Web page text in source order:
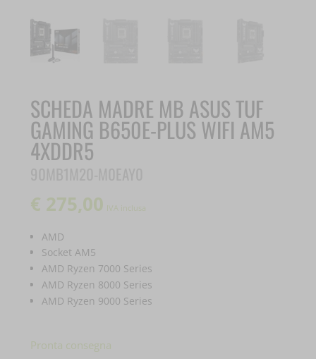
SCHEDA MADRE MB ASUS TUF
GAMING B650E-PLUS WIFI AM5
4XDDR5
€ 275,00 IVA inclusa
AMD
Socket AM5
AMD Ryzen 7000 Series
AMD Ryzen 8000 Series
AMD Ryzen 9000 Series
Pronta consegna